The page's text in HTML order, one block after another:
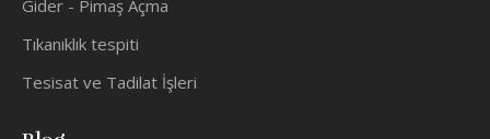
Gider - Pimaş Açma
Tıkanıklık tespiti
Tesisat ve Tadilat İşleri